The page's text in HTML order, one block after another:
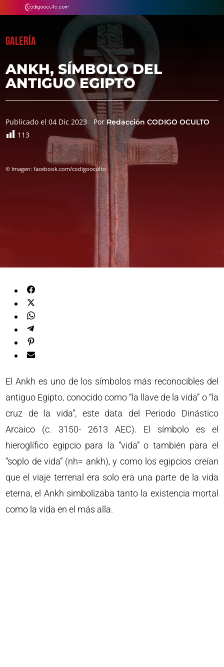
GALERÍA
ANKH, SÍMBOLO DEL
ANTIGUO EGIPTO
Publicado el 04 Dic 2023 PorRedacción CODIGO OCULTO
113
© Imagen: facebook.com/codigooculto
El Ankh es uno de los símbolos más reconocibles del
antiguo Egipto, conocido como “la llave de la vida” o “la
cruz de la vida”, este data del Periodo Dinástico
Arcaico (c. 3150- 2613 AEC). El símbolo es el
hieroglífico egipcio para la “vida” o también para el
“soplo de vida” (nh= ankh), y como los egipcios creían
que el viaje terrenal era solo era una parte de la vida
eterna, el Ankh simbolizaba tanto la existencia mortal
como la vida en el más alla.